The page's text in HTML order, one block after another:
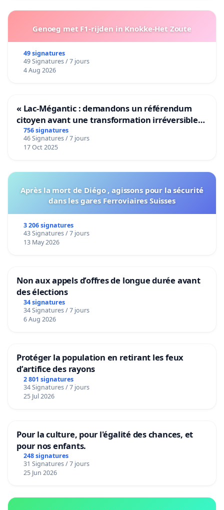
Genoeg met F1-rijden in Knokke-Het Zoute
49 signatures
49 Signatures / 7 jours
4 Aug 2026
« Lac-Mégantic : demandons un référendum
citoyen avant une transformation irréversible
de notre territoire »
756 signatures
46 Signatures / 7 jours
17 Oct 2025
Après la mort de Diégo , agissons pour la sécurité
dans les gares Ferroviaires Suisses
3 206 signatures
43 Signatures / 7 jours
13 May 2026
Non aux appels d’offres de longue durée avant
des élections
34 signatures
34 Signatures / 7 jours
6 Aug 2026
Protéger la population en retirant les feux
d’artifice des rayons
2 801 signatures
34 Signatures / 7 jours
25 Jul 2026
Pour la culture, pour l'égalité des chances, et
pour nos enfants.
248 signatures
31 Signatures / 7 jours
25 Jun 2026